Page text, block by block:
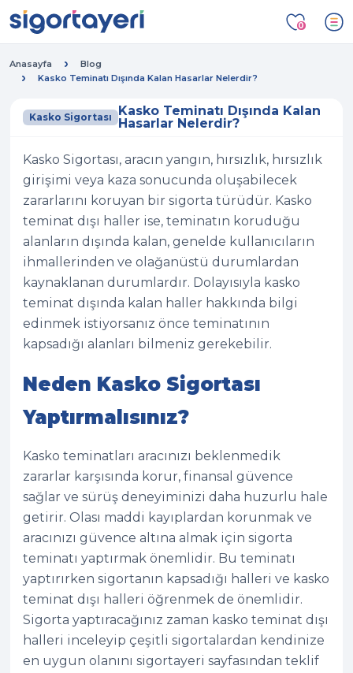
0
Anasayfa
Blog
Kasko Teminatı Dışında Kalan Hasarlar Nelerdir?
Kasko Sigortası Kasko Teminatı Dışında Kalan
Hasarlar Nelerdir?
Kasko Sigortası, aracın yangın, hırsızlık, hırsızlık
girişimi veya kaza sonucunda oluşabilecek
zararlarını koruyan bir sigorta türüdür. Kasko
teminat dışı haller ise, teminatın koruduğu
alanların dışında kalan, genelde kullanıcıların
ihmallerinden ve olağanüstü durumlardan
kaynaklanan durumlardır. Dolayısıyla kasko
teminat dışında kalan haller hakkında bilgi
edinmek istiyorsanız önce teminatının
kapsadığı alanları bilmeniz gerekebilir.
Neden Kasko Sigortası
Yaptırmalısınız?
Kasko teminatları aracınızı beklenmedik
zararlar karşısında korur, finansal güvence
sağlar ve sürüş deneyiminizi daha huzurlu hale
getirir. Olası maddi kayıplardan korunmak ve
aracınızı güvence altına almak için sigorta
teminatı yaptırmak önemlidir. Bu teminatı
yaptırırken sigortanın kapsadığı halleri ve kasko
teminat dışı halleri öğrenmek de önemlidir.
Sigorta yaptıracağınız zaman kasko teminat dışı
halleri inceleyip çeşitli sigortalardan kendinize
en uygun olanını sigortayeri sayfasından teklif